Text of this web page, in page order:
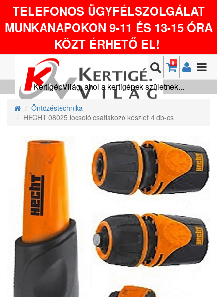
TELEFONOS ÜGYFÉLSZOLGÁLAT
MUNKANAPOKON 9-11 ÉS 13-15 ÓRA
KÖZT ÉRHETŐ EL!
0
KertigépVilág, ahol a kertigépek születnek...
Öntözéstechnika
HECHT 08025 locsoló csatlakozó készlet 4 db-os